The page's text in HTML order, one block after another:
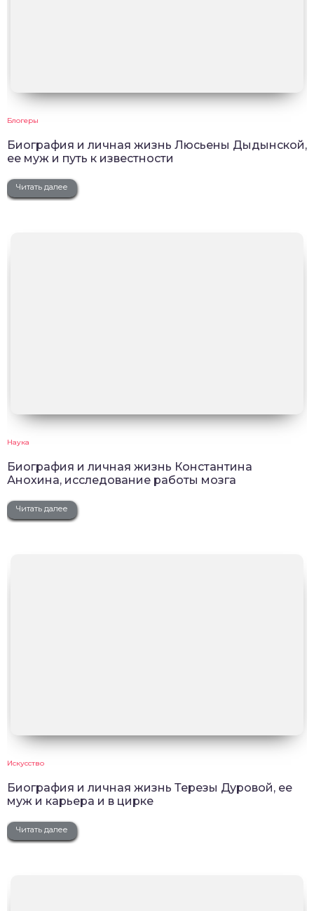
Блогеры
Биография и личная жизнь Люсьены Дыдынской,
ее муж и путь к известности
Читать далее
Наука
Биография и личная жизнь Константина
Анохина, исследование работы мозга
Читать далее
Искусство
Биография и личная жизнь Терезы Дуровой, ее
муж и карьера и в цирке
Читать далее